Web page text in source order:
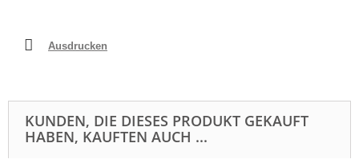
Ausdrucken
KUNDEN, DIE DIESES PRODUKT GEKAUFT
HABEN, KAUFTEN AUCH ...